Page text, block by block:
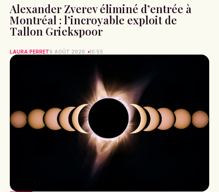
Alexander Zverev éliminé d’entrée à
Montréal : l’incroyable exploit de
Tallon Griekspoor
LAURA PERRET6 AOÛT 2026 10:55